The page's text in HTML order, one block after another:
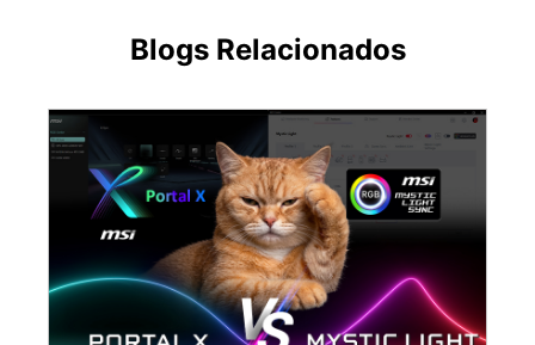
Blogs Relacionados